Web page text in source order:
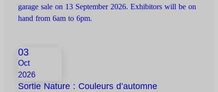
garage sale on 13 September 2026. Exhibitors will be on
hand from 6am to 6pm.
03
Oct
2026
Sortie Nature : Couleurs d’automne